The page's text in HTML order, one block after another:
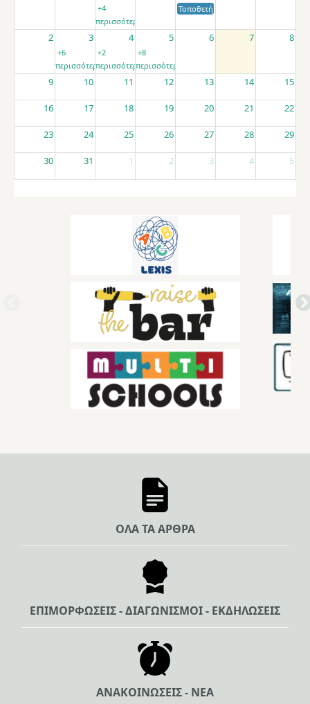
+4
περισσότερα
Τοποθετήσεις αποσπασμένων
2 3 4 5 6 7 8
+6
περισσότερα
+2
περισσότερα
+8
περισσότερα
9 10 11 12 13 14 15
16 17 18 19 20 21 22
23 24 25 26 27 28 29
30 31 1 2 3 4 5
ΟΛΑ ΤΑ ΑΡΘΡΑ
ΕΠΙΜΟΡΦΩΣΕΙΣ - ΔΙΑΓΩΝΙΣΜΟΙ - ΕΚΔΗΛΩΣΕΙΣ
ΑΝΑΚΟΙΝΩΣΕΙΣ - ΝΕΑ